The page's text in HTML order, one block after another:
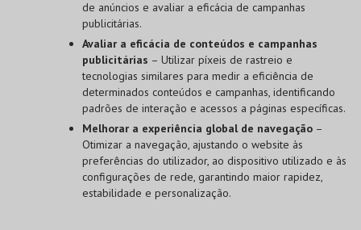
de anúncios e avaliar a eficácia de campanhas
publicitárias.
Avaliar a eficácia de conteúdos e campanhas
publicitárias – Utilizar píxeis de rastreio e
tecnologias similares para medir a eficiência de
determinados conteúdos e campanhas, identificando
padrões de interação e acessos a páginas específicas.
Melhorar a experiência global de navegação–
Otimizar a navegação, ajustando o website às
preferências do utilizador, ao dispositivo utilizado e às
configurações de rede, garantindo maior rapidez,
estabilidade e personalização.